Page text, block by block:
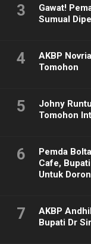
3
Gawat!
Sumual
4
AKBP
Tomohon
5
Johny
Tomohon
6
Pemda
Cafe,
Untuk
7
AKBP
Bupati Dr